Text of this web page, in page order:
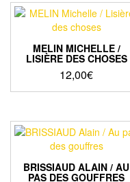
MELIN MICHELLE /
LISIÈRE DES CHOSES
12,00€
BRISSIAUD ALAIN / AU
PAS DES GOUFFRES